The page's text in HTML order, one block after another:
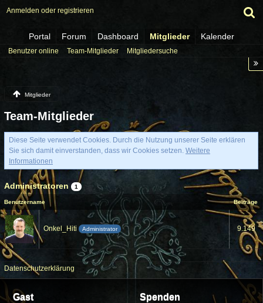
Anmelden oder registrieren
Portal Forum Dashboard Mitglieder Kalender
Benutzer online Team-Mitglieder Mitgliedersuche
Mitglieder
Team-Mitglieder
Diese Seite verwendet Cookies. Durch die Nutzung unserer Seite erklären
Sie sich damit einverstanden, dass wir Cookies setzen. Weitere
Informationen
Administratoren 1
Benutzername Beiträge
Onkel_Hiti Administrator 9.149
Datenschutzerklärung
Gast Spenden